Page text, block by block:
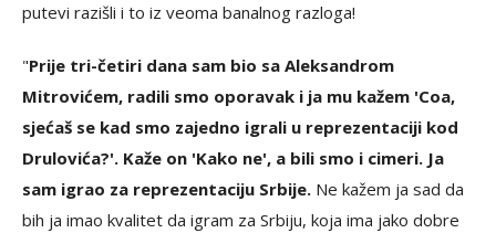
putevi razišli i to iz veoma banalnog razloga!
"Prije tri-četiri dana sam bio sa Aleksandrom
Mitrovićem, radili smo oporavak i ja mu kažem 'Coa,
sjećaš se kad smo zajedno igrali u reprezentaciji kod
Drulovića?'. Kaže on 'Kako ne', a bili smo i cimeri. Ja
sam igrao za reprezentaciju Srbije. Ne kažem ja sad da
bih ja imao kvalitet da igram za Srbiju, koja ima jako dobre